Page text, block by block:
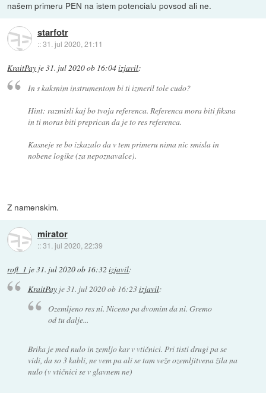
našem primeru PEN na istem potencialu povsod ali ne.
starfotr
::31. jul 2020, 21:11
KraitPay je31. jul 2020 ob 16:04izjavil:
In s kaksnim instrumentom bi ti izmeril tole cudo?
Hint: razmisli kaj bo tvoja referenca. Referenca mora biti fiksna
in ti moras biti preprican da je to res referenca.
Kasneje se bo izkazalo da v tem primeru nima nic smisla in
nobene logike (za nepoznavalce).
Z namenskim.
mirator
::31. jul 2020, 22:39
rofl_1 je31. jul 2020 ob 16:32 izjavil:
KraitPayje31. jul 2020 ob 16:23izjavil:
Ozemljeno res ni. Niceno pa dvomim da ni. Gremo
od tu dalje...
Brika je med nulo in zemljo kar v vtičnici. Pri tisti drugi pa se
vidi, da so 3 kabli, ne vem pa ali se tam veže ozemljitvena žila na
nulo (v vtičnici se v glavnem ne)